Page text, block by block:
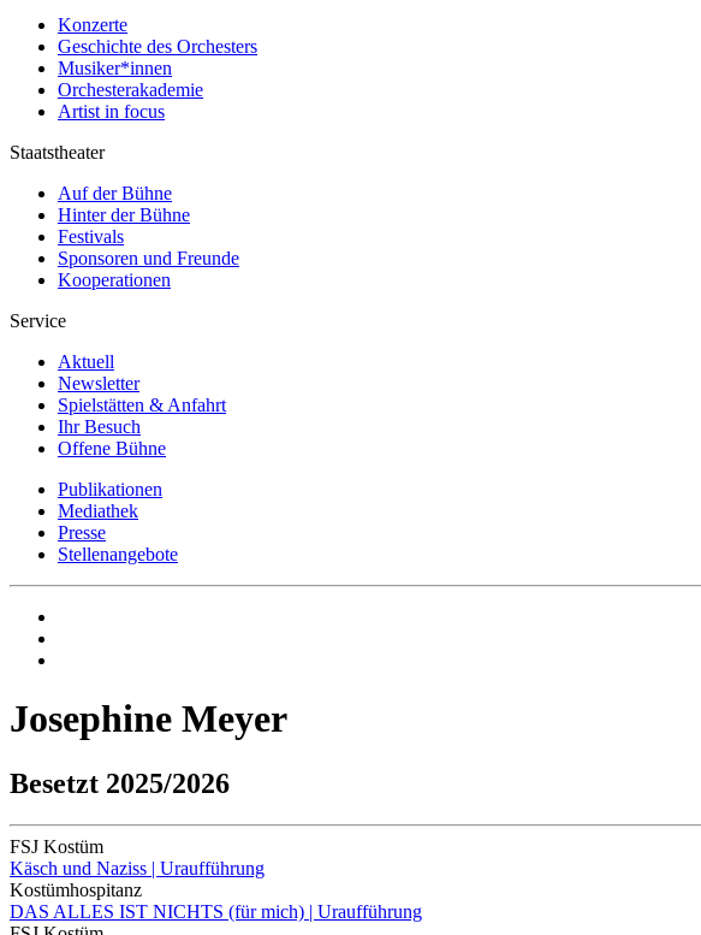
Konzerte
Geschichte des Orchesters
Musiker*innen
Orchesterakademie
Artist in focus
Staatstheater
Auf der Bühne
Hinter der Bühne
Festivals
Sponsoren und Freunde
Kooperationen
Service
Aktuell
Newsletter
Spielstätten & Anfahrt
Ihr Besuch
Offene Bühne
Publikationen
Mediathek
Presse
Stellenangebote
Josephine Meyer
Besetzt 2025/2026
FSJ Kostüm
Käsch und Naziss | Uraufführung
Kostümhospitanz
DAS ALLES IST NICHTS (für mich) | Uraufführung